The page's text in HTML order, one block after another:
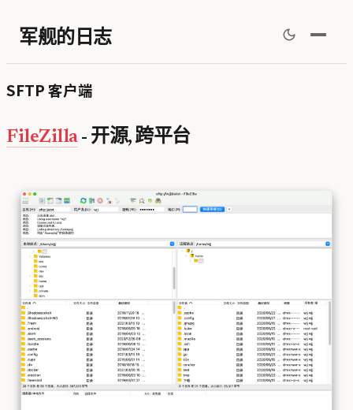
军舰的日志
SFTP 客户端
FileZilla- 开源, 跨平台